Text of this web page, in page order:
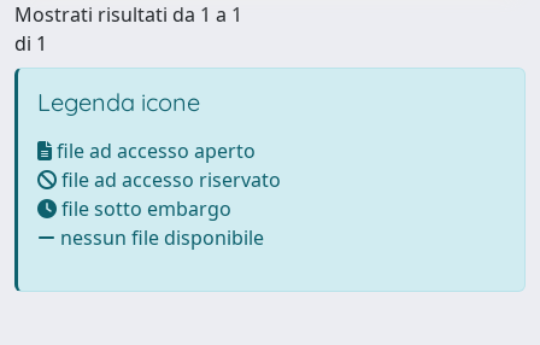
Mostrati risultati da 1 a 1
di 1
Legenda icone
file ad accesso aperto
file ad accesso riservato
file sotto embargo
nessun file disponibile